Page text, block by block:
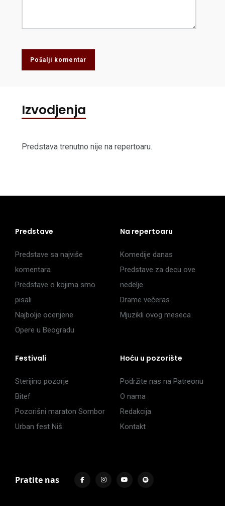
Pošalji komentar
Izvodjenja
Predstava trenutno nije na repertoaru.
Predstave
Predstave sa najviše
komentara
Predstave o kojima smo
pisali
Najbolje ocenjene
Opere u Beogradu
Na repertoaru
Komedije danas
Predstave za decu ove
nedelje
Drame večeras
Mjuzikli ovog meseca
Festivali
Sterijino pozorje
Bitef
Pozorišni maraton Sombor
Urban fest Niš
Hoću u pozorište
Podržite nas na Patreonu
O nama
Redakcija
Kontakt
Pratite nas